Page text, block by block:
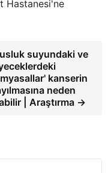
Hastanesi'ne
suyundaki ve
kanserin
neden
| Araştırma →